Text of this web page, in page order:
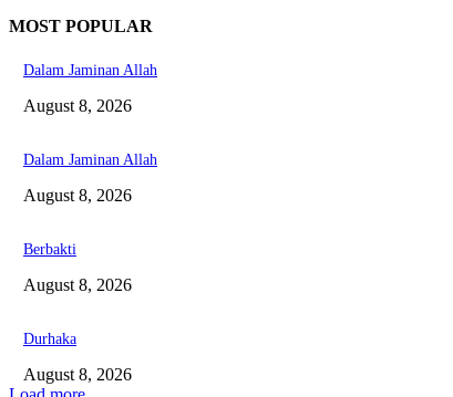
MOST POPULAR
Dalam Jaminan Allah
August 8, 2026
Dalam Jaminan Allah
August 8, 2026
Berbakti
August 8, 2026
Durhaka
August 8, 2026